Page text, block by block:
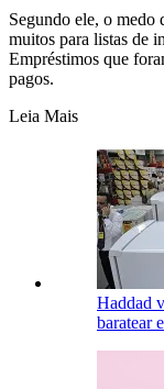
Segundo ele, o medo
muitos para listas de
Empréstimos que
pagos.
Leia Mais
Haddad
baratear